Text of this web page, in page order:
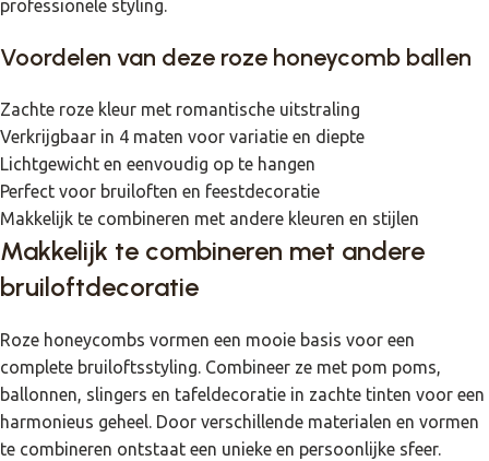
professionele styling.
Voordelen van deze roze honeycomb ballen
Zachte roze kleur met romantische uitstraling
Verkrijgbaar in 4 maten voor variatie en diepte
Lichtgewicht en eenvoudig op te hangen
Perfect voor bruiloften en feestdecoratie
Makkelijk te combineren met andere kleuren en stijlen
Makkelijk te combineren met andere
bruiloftdecoratie
Roze honeycombs vormen een mooie basis voor een
complete bruiloftsstyling. Combineer ze met pom poms,
ballonnen, slingers en tafeldecoratie in zachte tinten voor een
harmonieus geheel. Door verschillende materialen en vormen
te combineren ontstaat een unieke en persoonlijke sfeer.